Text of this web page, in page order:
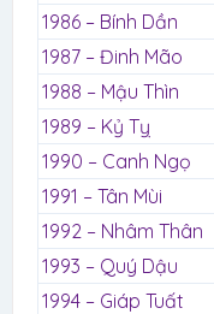
1986 – Bính Dần
1987 – Đinh Mão
1988 – Mậu Thìn
1989 – Kỷ Tỵ
1990 – Canh Ngọ
1991 – Tân Mùi
1992 – Nhâm Thân
1993 – Quý Dậu
1994 – Giáp Tuất